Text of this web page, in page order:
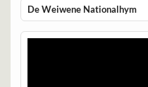
De Weiwene Nationalhym